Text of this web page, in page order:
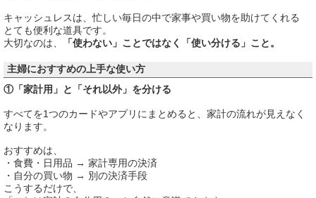
キャッシュレスは、忙しい毎日の中で家事や買い物を助けてくれる
とても便利な道具です。
大切なのは、
「使わない」ことではなく「使い分ける」こと。
主婦におすすめの上手な使い方
①「家計用」と「それ以外」を分ける
すべてを1つのカードやアプリにまとめると、家計の流れが見えなく
なります。
おすすめは、
・食費・日用品 → 家計専用の決済
・自分の買い物 → 別の決済手段
こうするだけで、